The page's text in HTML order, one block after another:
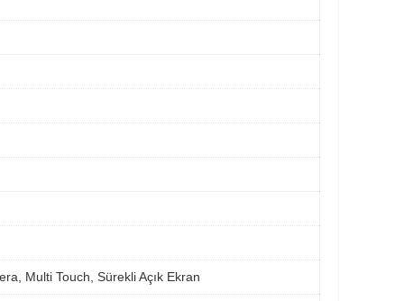
Multi Touch, Sürekli Açık Ekran